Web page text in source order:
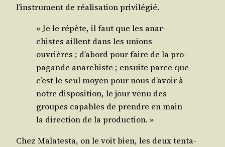
l’instrument de réa­li­sa­tion privilégié.
« Je le répète, il faut que les anar­
chistes aillent dans les unions
ouvrières ; d’abord pour faire de la pro­
pa­gande anar­chiste ; ensuite parce que
c’est le seul moyen pour nous d’avoir à
notre dis­po­si­tion, le jour venu des
groupes capables de prendre en main
la direc­tion de la production. »
Chez Mala­tes­ta, on le voit bien, les deux ten­ta­